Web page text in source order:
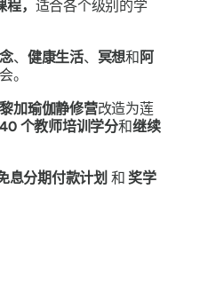
程， 适合各个级别的学
、 健康生活、 冥想和 阿
。
加瑜伽静修营改造为莲
40 个教师培训学分和继续
息分期付款计划 和奖学